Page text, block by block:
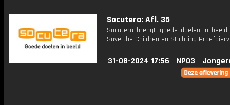
Socutera: Afl. 35
Socutera brengt goede doelen in
Save the Children en Stichting
31-08-2024 17:56 NPO3